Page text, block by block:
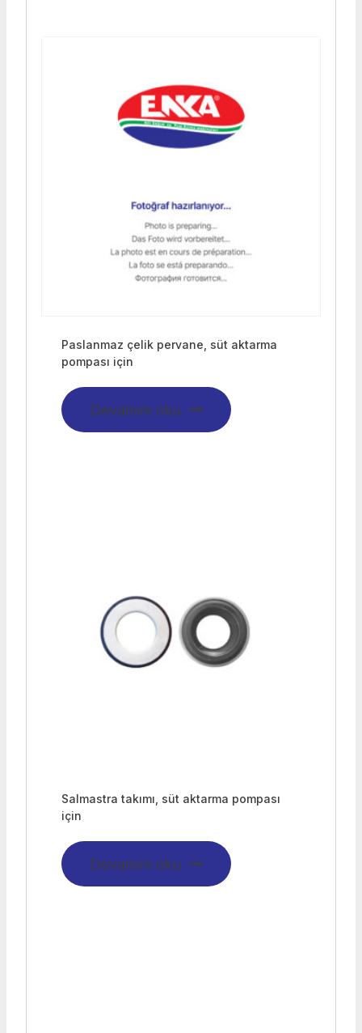
Paslanmaz çelik pervane, süt aktarma
pompası için
Devamını oku
Salmastra takımı, süt aktarma pompası
için
Devamını oku